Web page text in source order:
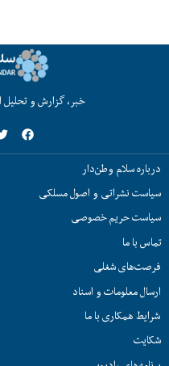
خبر، گزارش و تحلیل
درباره سلام وطن‌دار
سیاست نشراتی و اصول مسلکی
سیاست حریم خصوصی
تماس با ما
فرصت‌های شغلی
ارسال معلومات و اسناد
شرایط همکاری با ما
شکایت